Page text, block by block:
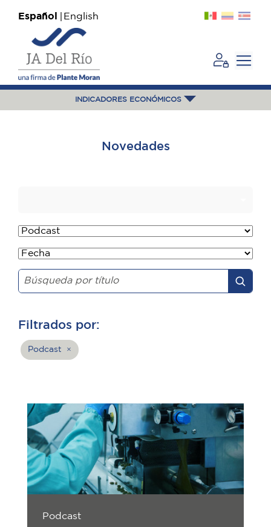
Español English
INDICADORES ECONÓMICOS
Novedades
Filtrados por:
Podcast ×
Podcast